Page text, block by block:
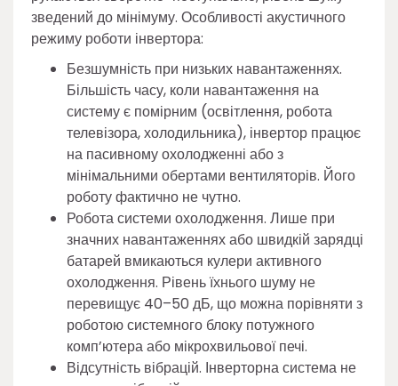
зведений до мінімуму. Особливості акустичного
режиму роботи інвертора:
Безшумність при низьких навантаженнях.
Більшість часу, коли навантаження на
систему є помірним (освітлення, робота
телевізора, холодильника), інвертор працює
на пасивному охолодженні або з
мінімальними обертами вентиляторів. Його
роботу фактично не чутно.
Робота системи охолодження. Лише при
значних навантаженнях або швидкій зарядці
батарей вмикаються кулери активного
охолодження. Рівень їхнього шуму не
перевищує 40–50 дБ, що можна порівняти з
роботою системного блоку потужного
комп’ютера або мікрохвильової печі.
Відсутність вібрацій. Інверторна система не